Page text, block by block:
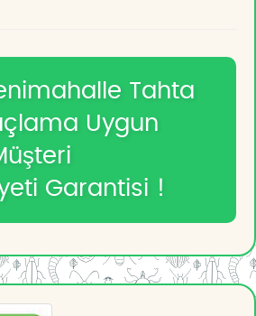
Tahta
Uygun
Garantisi !